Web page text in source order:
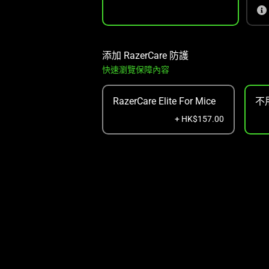
添加 RazerCare 防護
快速瀏覽保障內容
RazerCare Elite For Mice
+ HK$157.00
不